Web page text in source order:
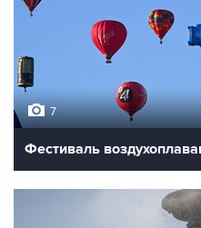
7
Фестиваль